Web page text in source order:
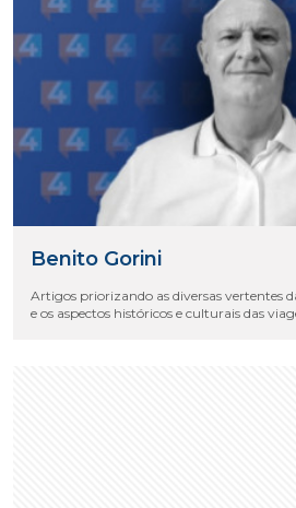
Benito Gorini
Artigos priorizando as diversas vertentes
e os aspectos históricos e culturais das